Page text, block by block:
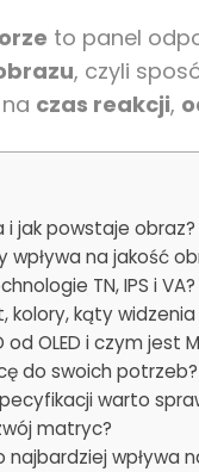
to panel
, czyli
czas reakcji,
jak powstaje obraz?
na jakość
TN, IPS i VA?
kolory, kąty
OLED i czym jest
do swoich potrzeb?
warto
matryc?
najbardziej wpływa